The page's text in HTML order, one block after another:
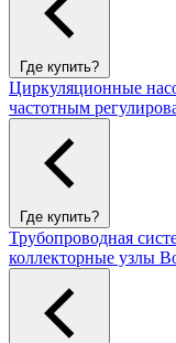
Где купить?
Циркуляционные
частотным
Где купить?
Трубопроводная
коллекторные узлы